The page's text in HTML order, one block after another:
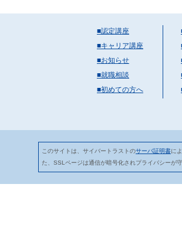
■認定講座
■キャリア講座
■お知らせ
■就職相談
■初めての方へ
このサイトは、サイバートラストのサーバ証明書に
た、SSLページは通信が暗号化されプライバシーが守